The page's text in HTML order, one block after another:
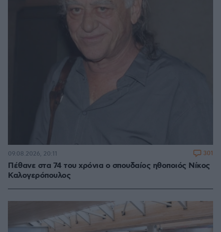
Πέθανε στα 74 του χρόνια ο σπουδαίος ηθοποιός Νίκος
Καλογερόπουλος
09.08.2026, 20:11 301